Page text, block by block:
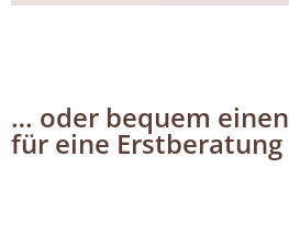
… oder bequem
für eine Erstberatung